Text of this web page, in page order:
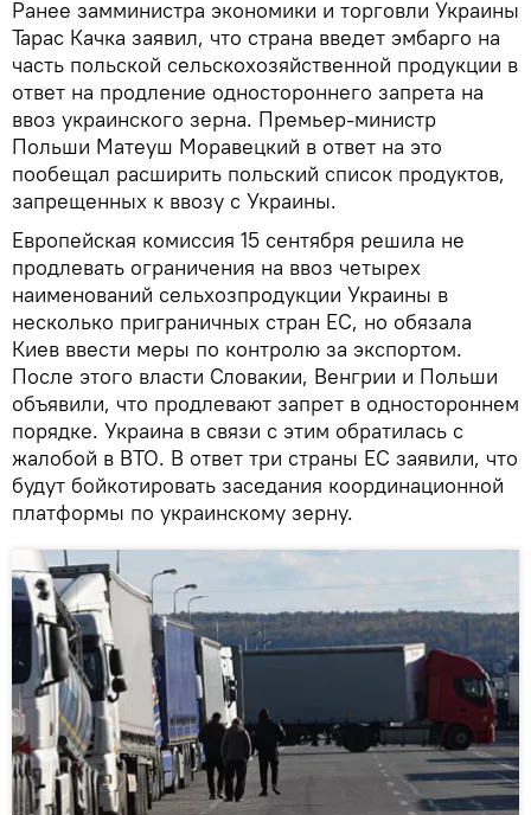
Ранее замминистра экономики и торговли Украины
Тарас Качка заявил, что страна введет эмбарго на
часть польской сельскохозяйственной продукции в
ответ на продление одностороннего запрета на
ввоз украинского зерна. Премьер-министр
Польши Матеуш Моравецкий в ответ на это
пообещал расширить польский список продуктов,
запрещенных к ввозу с Украины.
Европейская комиссия 15 сентября решила не
продлевать ограничения на ввоз четырех
наименований сельхозпродукции Украины в
несколько приграничных стран ЕС, но обязала
Киев ввести меры по контролю за экспортом.
После этого власти Словакии, Венгрии и Польши
объявили, что продлевают запрет в одностороннем
порядке. Украина в связи с этим обратилась с
жалобой в ВТО. В ответ три страны ЕС заявили, что
будут бойкотировать заседания координационной
платформы по украинскому зерну.